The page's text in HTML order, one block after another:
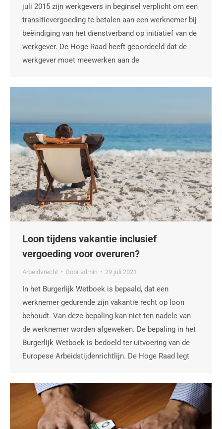
juli 2015 zijn werkgevers in beginsel verplicht om een
transitievergoeding te betalen aan een werknemer bij
beëindiging van het dienstverband op initiatief van de
werkgever. De Hoge Raad heeft geoordeeld dat de
werkgever moet meewerken aan de
Loon tijdens vakantie inclusief
vergoeding voor overuren?
Arbeidsrecht Door admin 29 juli 2021
In het Burgerlijk Wetboek is bepaald, dat een
werknemer gedurende zijn vakantie recht op loon
behoudt. Van deze bepaling kan niet ten nadele van
de werknemer worden afgeweken. De bepaling in het
Burgerlijk Wetboek is bedoeld ter uitvoering van de
Europese Arbeidstijdenrichtlijn. De Hoge Raad legt